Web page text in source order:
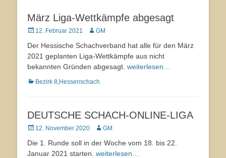
März Liga-Wettkämpfe abgesagt
Veröffentlicht
12. Februar 2021 Autor
GM
Der Hessische Schachverband hat alle für den März
2021 geplanten Liga-Wettkämpfe aus nicht
bekannten Gründen abgesagt. weiterlesen…
Kategorien
Bezirk 8 Hessenschach
DEUTSCHE SCHACH-ONLINE-LIGA
Veröffentlicht
12. November 2020 Autor
GM
Die 1. Runde soll in der Woche vom 18. bis 22.
Januar 2021 starten. weiterlesen…